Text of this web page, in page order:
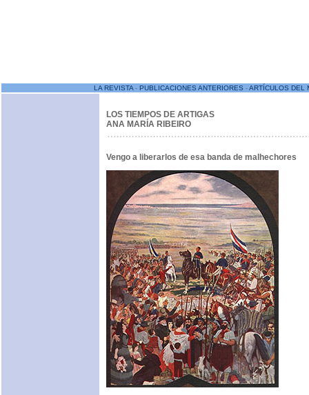
LA REVISTA- PUBLICACIONES ANTERIORES -ARTÍCULOS DEL
LOS TIEMPOS DE ARTIGAS
ANA MARÍA RIBEIRO
Vengo a liberarlos de esa banda de malhechores